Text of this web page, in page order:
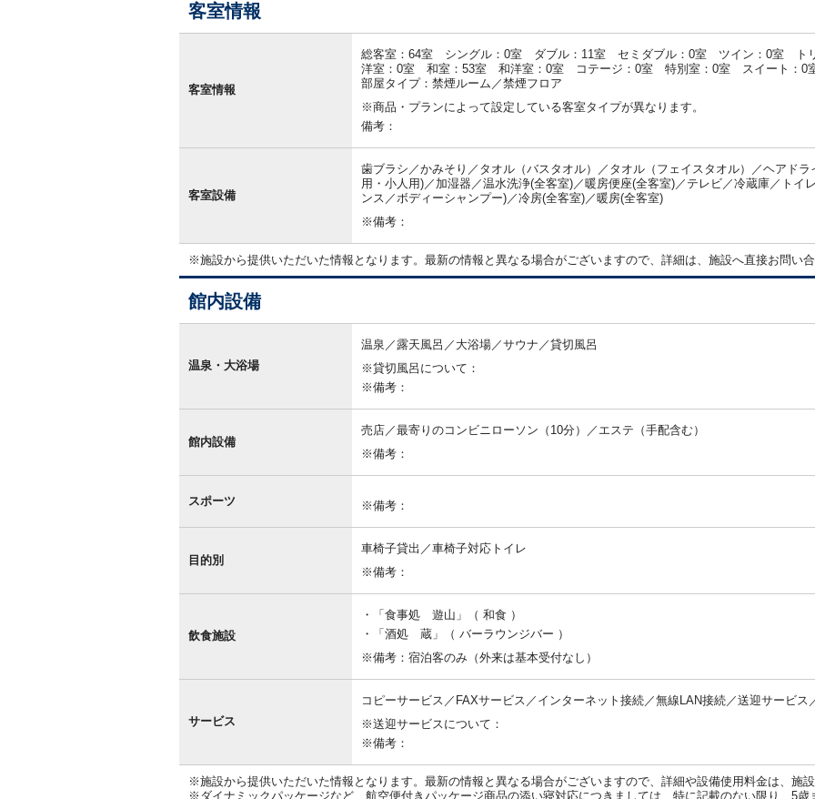
客室情報
報
客室情報
総客室：64室 シングル：0室 ダブル：11室 セミダブル：0室 ツイン：0室 ト
洋室：0室 和室：53室 和洋室：0室 コテージ：0室 特別室：0室 スイート：0
部屋タイプ：禁煙ルーム／禁煙フロア
※商品・プランによって設定している客室タイプが異なります。
備考：
客室設備
歯ブラシ／かみそり／タオル（バスタオル）／タオル（フェイスタオル）／ヘアド
用・小人用)／加湿器／温水洗浄(全客室)／暖房便座(全客室)／テレビ／冷蔵庫／トイ
ンス／ボディーシャンプー)／冷房(全客室)／暖房(全客室)
※備考：
※施設から提供いただいた情報となります。最新の情報と異なる場合がございますので、詳細は、施設へ直接お問い合
館内設備
設
備
温泉・大浴場
温泉／露天風呂／大浴場／サウナ／貸切風呂
※貸切風呂について：
※備考：
館内設備
売店／最寄りのコンビニローソン（10分）／エステ（手配含む）
※備考：
スポーツ ※備考：
目的別
車椅子貸出／車椅子対応トイレ
※備考：
飲食施設
「食事処 遊山」（ 和食 ）
「酒処 蔵」（ バーラウンジバー ）
※備考：宿泊客のみ（外来は基本受付なし）
サービス
コピーサービス／FAXサービス／インターネット接続／無線LAN接続／送迎サービス
※送迎サービスについて：
※備考：
※施設から提供いただいた情報となります。最新の情報と異なる場合がございますので、詳細や設備使用料金は、施設
※ダイナミックパッケージなど、航空便付きパッケージ商品の添い寝対応につきましては、特に記載のない限り、5歳